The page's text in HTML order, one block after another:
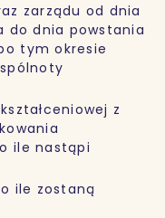
zarządu od dnia
do dnia powstania
tym okresie
z
ile nastąpi
ile zostaną